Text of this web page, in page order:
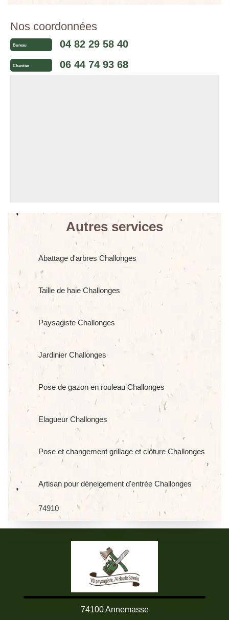
Nos coordonnées
Bureau 04 82 29 58 40
Chantier 06 44 74 93 68
Autres services
Abattage d'arbres Challonges
Taille de haie Challonges
Paysagiste Challonges
Jardinier Challonges
Pose de gazon en rouleau Challonges
Elagueur Challonges
Pose et changement grillage et clôture Challonges
Artisan pour déneigement d'entrée Challonges
74910
74100 Annemasse